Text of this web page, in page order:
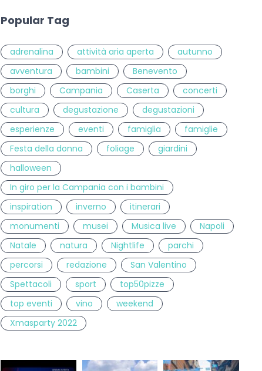
Popular Tag
adrenalina attività aria aperta
autunno
avventura
bambini
Benevento
borghi
Campania Caserta
concerti
cultura
degustazione
degustazioni
esperienze
eventi famiglia
famiglie
Festa della donna
foliage
giardini
halloween
In giro per la Campania con i bambini
inspiration
inverno
itinerari
monumenti
musei Musica live
Napoli
Natale
natura Nightlife
parchi
percorsi
redazione
San Valentino
Spettacoli
sport
top50pizze
top eventi
vino
weekend
Xmasparty 2022